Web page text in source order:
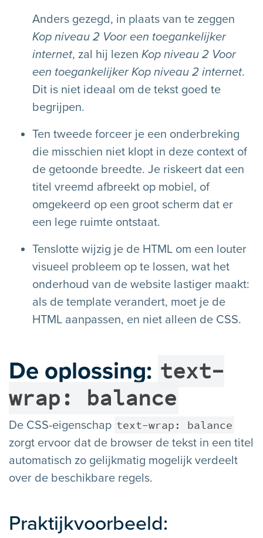
Anders gezegd, in plaats van te zeggen
Kop niveau 2 Voor een toegankelijker
internet, zal hij lezen Kop niveau 2 Voor
een toegankelijker Kop niveau 2 internet.
Dit is niet ideaal om de tekst goed te
begrijpen.
Ten tweede forceer je een onderbreking
die misschien niet klopt in deze context of
de getoonde breedte. Je riskeert dat een
titel vreemd afbreekt op mobiel, of
omgekeerd op een groot scherm dat er
een lege ruimte ontstaat.
Tenslotte wijzig je de HTML om een louter
visueel probleem op te lossen, wat het
onderhoud van de website lastiger maakt:
als de template verandert, moet je de
HTML aanpassen, en niet alleen de CSS.
De oplossing: text-
wrap: balance
De CSS-eigenschap text-wrap: balance
zorgt ervoor dat de browser de tekst in een titel
automatisch zo gelijkmatig mogelijk verdeelt
over de beschikbare regels.
Praktijkvoorbeeld: